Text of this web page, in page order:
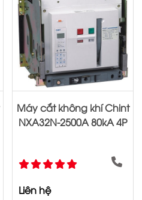
Máy cắt không khí Chint
NXA32N-2500A 80kA 4P
Liên hệ